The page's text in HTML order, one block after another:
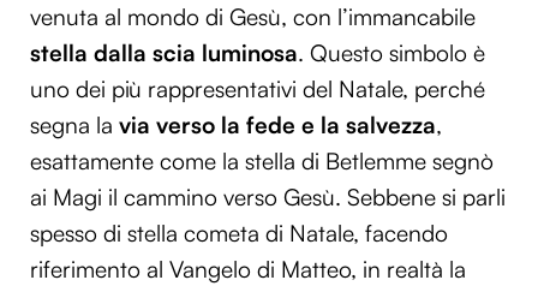
venuta al mondo di Gesù, con l’immancabile
stella dalla scia luminosa. Questo simbolo è
uno dei più rappresentativi del Natale, perché
segna la via verso la fede e la salvezza,
esattamente come la stella di Betlemme segnò
ai Magi il cammino verso Gesù. Sebbene si parli
spesso di stella cometa di Natale, facendo
riferimento al Vangelo di Matteo, in realtà la